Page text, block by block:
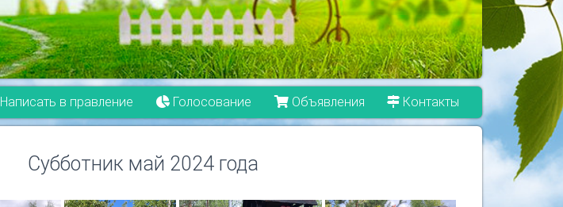
Написать в правление Голосование Объявления Контакты
Субботник май 2024 года